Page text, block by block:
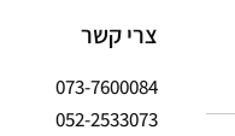
צרי קשר
073-7600084
052-2533073